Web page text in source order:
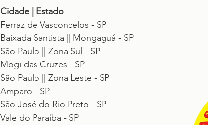
Cidade | Estado
Ferraz de Vasconcelos - SP
Baixada Santista || Mongaguá - SP
São Paulo || Zona Sul - SP
Mogi das Cruzes - SP
São Paulo || Zona Leste - SP
Amparo - SP
São José do Rio Preto - SP
Vale do Paraíba - SP